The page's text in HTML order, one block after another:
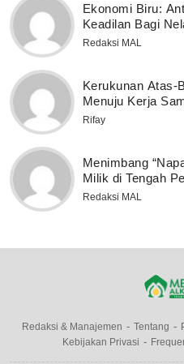
Ekonomi Biru:
Keadilan Bagi
Redaksi MAL
Kerukunan Atas-
Menuju Kerja
Rifay
Menimbang
Milik di Tengah
Redaksi MAL
Redaksi & Manajemen Tentang
Kebijakan Privasi